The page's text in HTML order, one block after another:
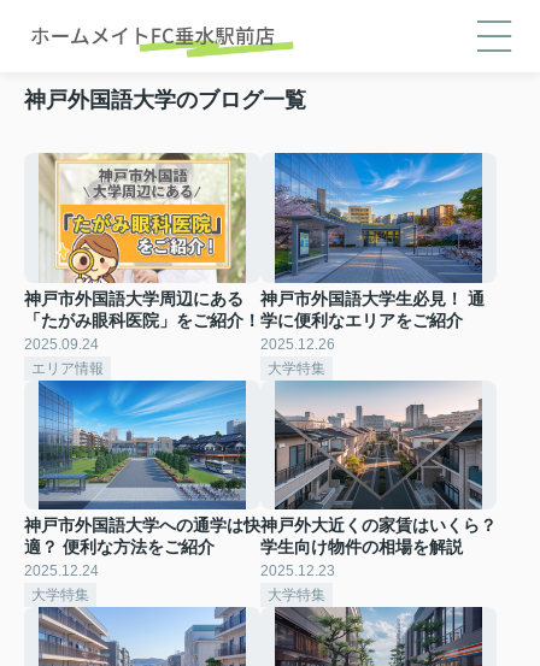
神戸外国語大学のブログ一覧
神戸市外国語大学周辺にある
「たがみ眼科医院」をご紹介！
2025.09.24
エリア情報
神戸市外国語大学生必見！ 通
学に便利なエリアをご紹介
2025.12.26
大学特集
神戸市外国語大学への通学は快
適？ 便利な方法をご紹介
2025.12.24
大学特集
神戸外大近くの家賃はいくら？
学生向け物件の相場を解説
2025.12.23
大学特集